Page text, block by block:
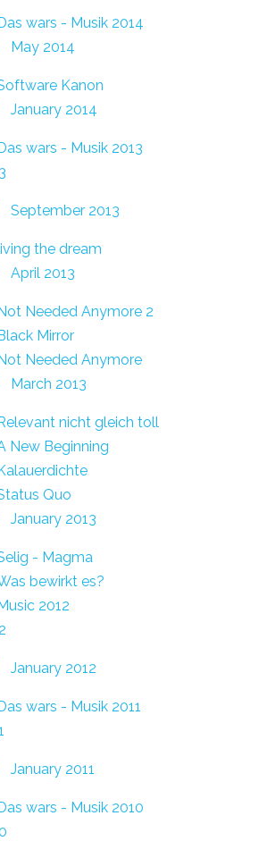
wars - Musik 2014
May 2014
Kanon
January 2014
wars - Musik 2013
September 2013
the dream
April 2013
Needed Anymore 2
Mirror
Needed Anymore
March 2013
nicht gleich toll
New Beginning
Quo
January 2013
- Magma
bewirkt es?
2012
January 2012
wars - Musik 2011
January 2011
wars - Musik 2010